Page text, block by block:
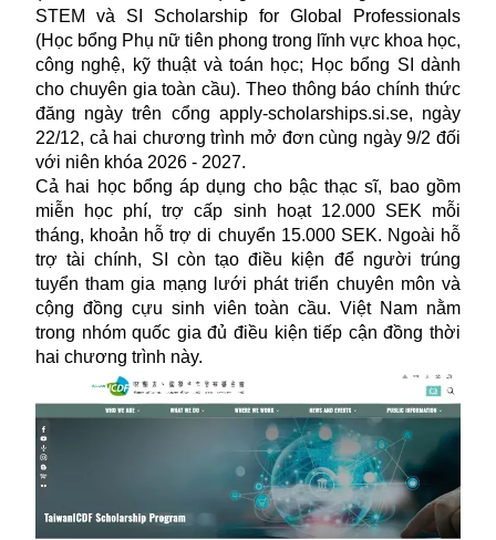
STEM và SI Scholarship for Global Professionals
(Học bổng Phụ nữ tiên phong trong lĩnh vực khoa học,
công nghệ, kỹ thuật và toán học; Học bổng SI dành
cho chuyên gia toàn cầu). Theo thông báo chính thức
đăng ngày trên cổng apply-scholarships.si.se, ngày
22/12, cả hai chương trình mở đơn cùng ngày 9/2 đối
với niên khóa 2026 - 2027.
Cả hai học bổng áp dụng cho bậc thạc sĩ, bao gồm
miễn học phí, trợ cấp sinh hoạt 12.000 SEK mỗi
tháng, khoản hỗ trợ di chuyển 15.000 SEK. Ngoài hỗ
trợ tài chính, SI còn tạo điều kiện để người trúng
tuyển tham gia mạng lưới phát triển chuyên môn và
cộng đồng cựu sinh viên toàn cầu. Việt Nam nằm
trong nhóm quốc gia đủ điều kiện tiếp cận đồng thời
hai chương trình này.